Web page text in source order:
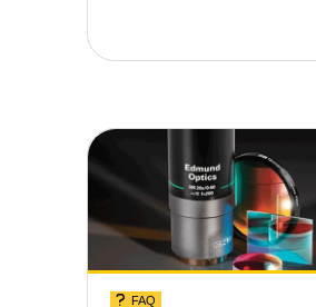
FAQ